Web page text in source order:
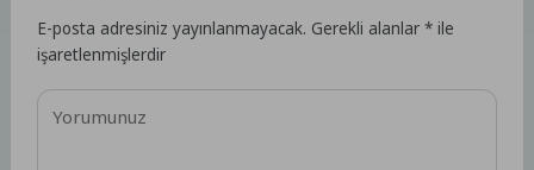
E-posta adresiniz yayınlanmayacak. Gerekli alanlar* ile
işaretlenmişlerdir